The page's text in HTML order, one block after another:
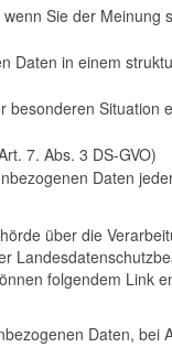
Sie der
Daten in einem
7. Abs. 3 DS-GVO)
Daten
über die
folgendem Link
Daten,